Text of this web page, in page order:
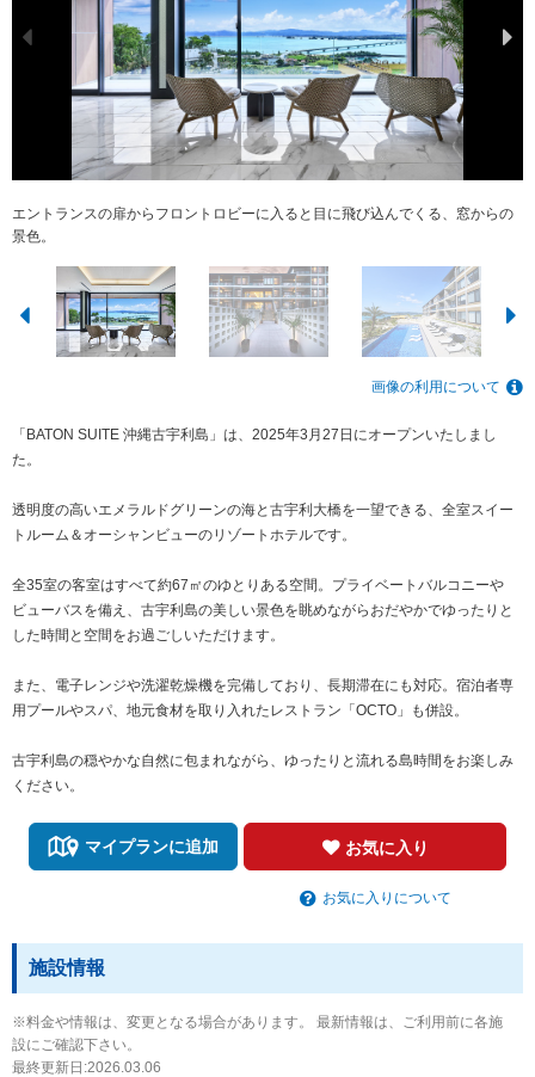
エントランスの扉からフロントロビーに入ると目に飛び込んでくる、窓からの
景色。
夕暮れとホテル
屋外プール※4月～10月まで利用可能
全室オーシャンビュー＆スイートルーム。※写真は「デラックスオーシャンス
イートルーム」
「ヴィラスイート」は愛犬とご宿泊も可。※詳細は公式ホームページをご確認
ください
「ヴィラスイート」に設置しているプライベートサウナ
レストラン「OCTO」※ディナーメニュー一例
スパ「BATON SUITE SPA」※ご宿泊者のみ利用可
島内カート送迎（無料）※要予約
画像の利用について
「BATON SUITE 沖縄古宇利島」は、2025年3月27日にオープンいたしまし
た。
透明度の高いエメラルドグリーンの海と古宇利大橋を一望できる、全室スイー
トルーム＆オーシャンビューのリゾートホテルです。
全35室の客室はすべて約67㎡のゆとりある空間。プライベートバルコニーや
ビューバスを備え、古宇利島の美しい景色を眺めながらおだやかでゆったりと
した時間と空間をお過ごしいただけます。
また、電子レンジや洗濯乾燥機を完備しており、長期滞在にも対応。宿泊者専
用プールやスパ、地元食材を取り入れたレストラン「OCTO」も併設。
古宇利島の穏やかな自然に包まれながら、ゆったりと流れる島時間をお楽しみ
ください。
マイプランに追加 お気に入り
お気に入りについて
施設情報
※料金や情報は、変更となる場合があります。 最新情報は、ご利用前に各施
設にご確認下さい。
最終更新日:2026.03.06